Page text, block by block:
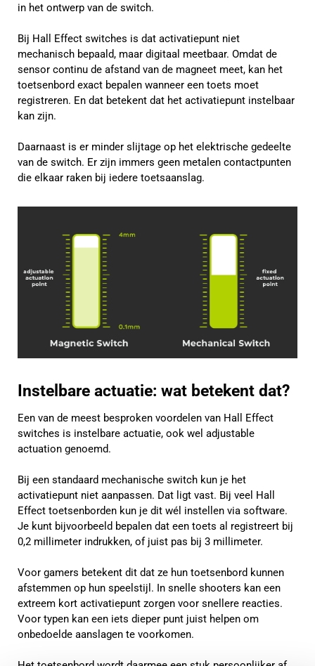
in het ontwerp van de switch.
Bij Hall Effect switches is dat activatiepunt niet
mechanisch bepaald, maar digitaal meetbaar. Omdat de
sensor continu de afstand van de magneet meet, kan het
toetsenbord exact bepalen wanneer een toets moet
registreren. En dat betekent dat het activatiepunt instelbaar
kan zijn.
Daarnaast is er minder slijtage op het elektrische gedeelte
van de switch. Er zijn immers geen metalen contactpunten
die elkaar raken bij iedere toetsaanslag.
Instelbare actuatie: wat betekent dat?
Een van de meest besproken voordelen van Hall Effect
switches is instelbare actuatie, ook wel adjustable
actuation genoemd.
Bij een standaard mechanische switch kun je het
activatiepunt niet aanpassen. Dat ligt vast. Bij veel Hall
Effect toetsenborden kun je dit wél instellen via software.
Je kunt bijvoorbeeld bepalen dat een toets al registreert bij
0,2 millimeter indrukken, of juist pas bij 3 millimeter.
Voor gamers betekent dit dat ze hun toetsenbord kunnen
afstemmen op hun speelstijl. In snelle shooters kan een
extreem kort activatiepunt zorgen voor snellere reacties.
Voor typen kan een iets dieper punt juist helpen om
onbedoelde aanslagen te voorkomen.